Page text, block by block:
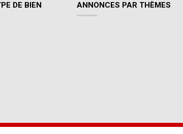
DE BIEN ANNONCES PAR THÈMES